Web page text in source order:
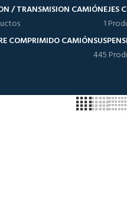
/ TRANSMISION CAMIÓNEJES
1
COMPRIMIDO CAMIÓN
445